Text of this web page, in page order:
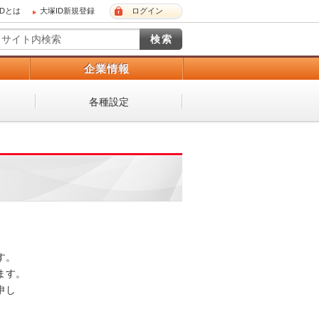
とは 大塚ID新規登録 ログイン
企業情報
各種設定
。
す。
し